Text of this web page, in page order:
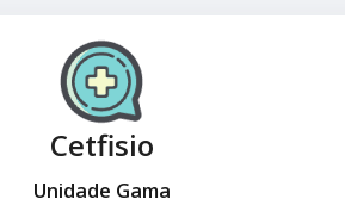
Cetfisio
Unidade Gama